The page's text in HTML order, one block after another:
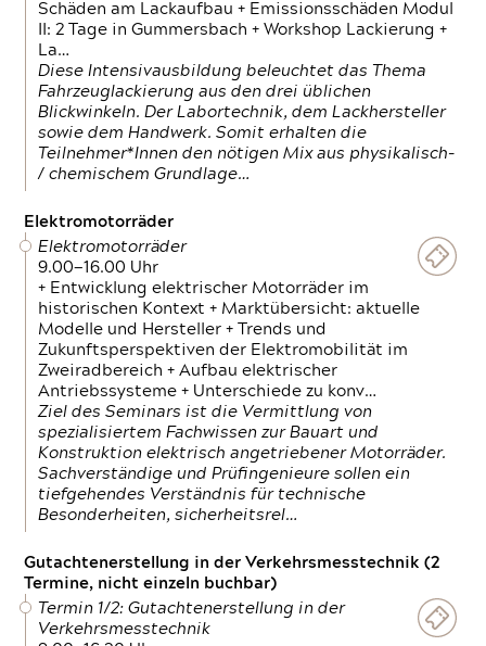
Schäden am Lackaufbau + Emissionsschäden Modul
II: 2 Tage in Gummersbach + Workshop Lackierung +
La…
Diese Intensivausbildung beleuchtet das Thema
Fahrzeuglackierung aus den drei üblichen
Blickwinkeln. Der Labortechnik, dem Lackhersteller
sowie dem Handwerk. Somit erhalten die
Teilnehmer*Innen den nötigen Mix aus physikalisch-
/ chemischem Grundlage…
Elektromotorräder
Elektromotorräder
9.00—16.00 Uhr
+ Entwicklung elektrischer Motorräder im
historischen Kontext + Marktübersicht: aktuelle
Modelle und Hersteller + Trends und
Zukunftsperspektiven der Elektromobilität im
Zweiradbereich + Aufbau elektrischer
Antriebssysteme + Unterschiede zu konv…
Ziel des Seminars ist die Vermittlung von
spezialisiertem Fachwissen zur Bauart und
Konstruktion elektrisch angetriebener Motorräder.
Sachverständige und Prüfingenieure sollen ein
tiefgehendes Verständnis für technische
Besonderheiten, sicherheitsrel…
Gutachtenerstellung in der Verkehrsmesstechnik (2
Termine, nicht einzeln buchbar)
Termin 1/2: Gutachtenerstellung in der
Verkehrsmesstechnik